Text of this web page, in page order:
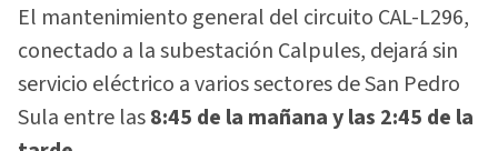
El mantenimiento general del circuito CAL-L296,
conectado a la subestación Calpules, dejará sin
servicio eléctrico a varios sectores de San Pedro
Sula entre las8:45 de la mañana y las 2:45 de la